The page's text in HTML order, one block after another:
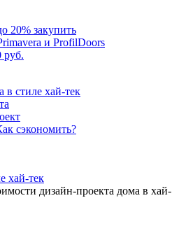
20% закупить
и ProfilDoors
руб.
в стиле хай-тек
сэкономить?
хай-тек
дизайн-проекта дома в хай-